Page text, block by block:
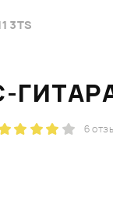
3TS
ГИТАРА
6